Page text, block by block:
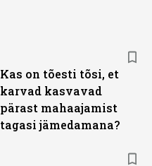
Kas on tõesti tõsi, et
karvad kasvavad
pärast mahaajamist
tagasi jämedamana?